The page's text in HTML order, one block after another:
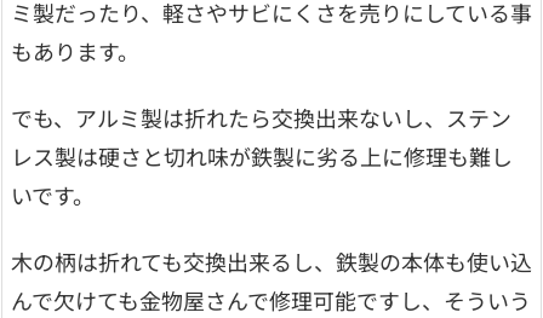
ミ製だったり、軽さやサビにくさを売りにしている事
もあります。
でも、アルミ製は折れたら交換出来ないし、ステン
レス製は硬さと切れ味が鉄製に劣る上に修理も難し
いです。
木の柄は折れても交換出来るし、鉄製の本体も使い込
んで欠けても金物屋さんで修理可能ですし、そういう